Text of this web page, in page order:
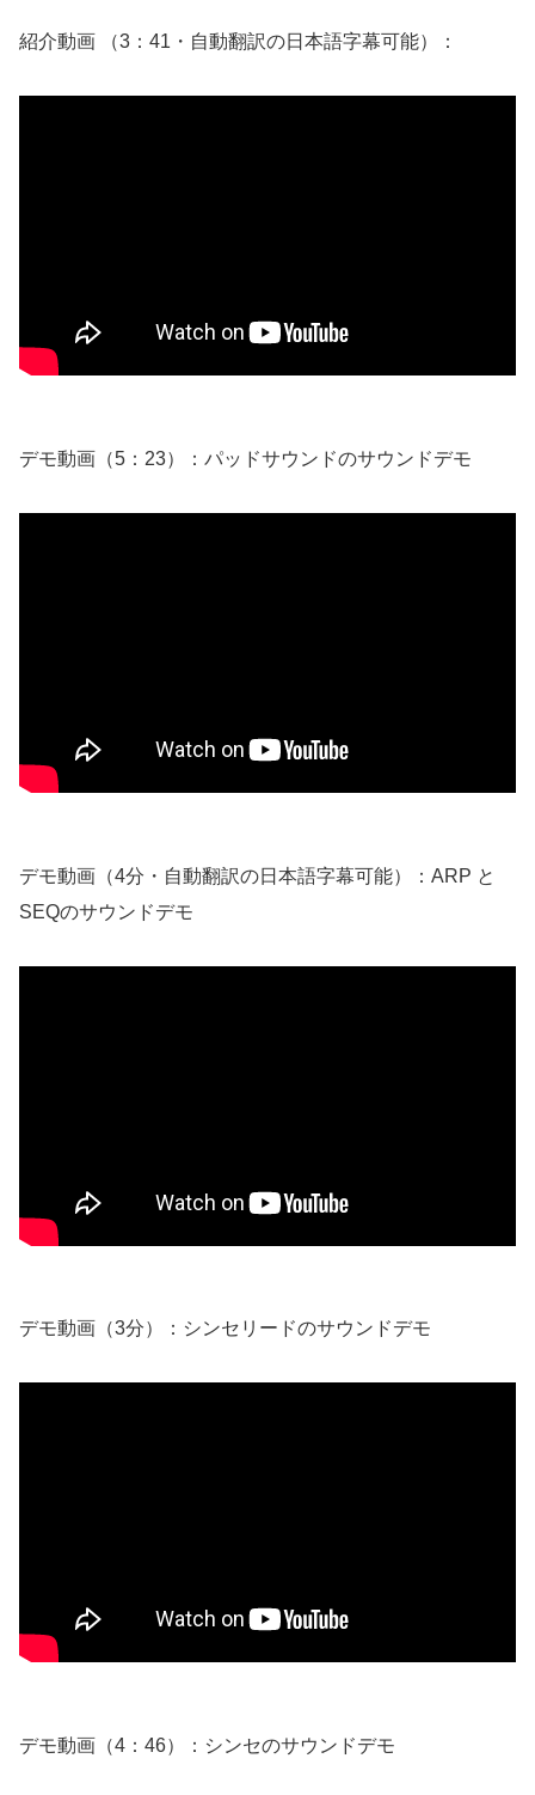
紹介動画 （3：41・自動翻訳の日本語字幕可能）：
デモ動画（5：23）：パッドサウンドのサウンドデモ
デモ動画（4分・自動翻訳の日本語字幕可能）：ARP と
SEQのサウンドデモ
デモ動画（3分）：シンセリードのサウンドデモ
デモ動画（4：46）：シンセのサウンドデモ